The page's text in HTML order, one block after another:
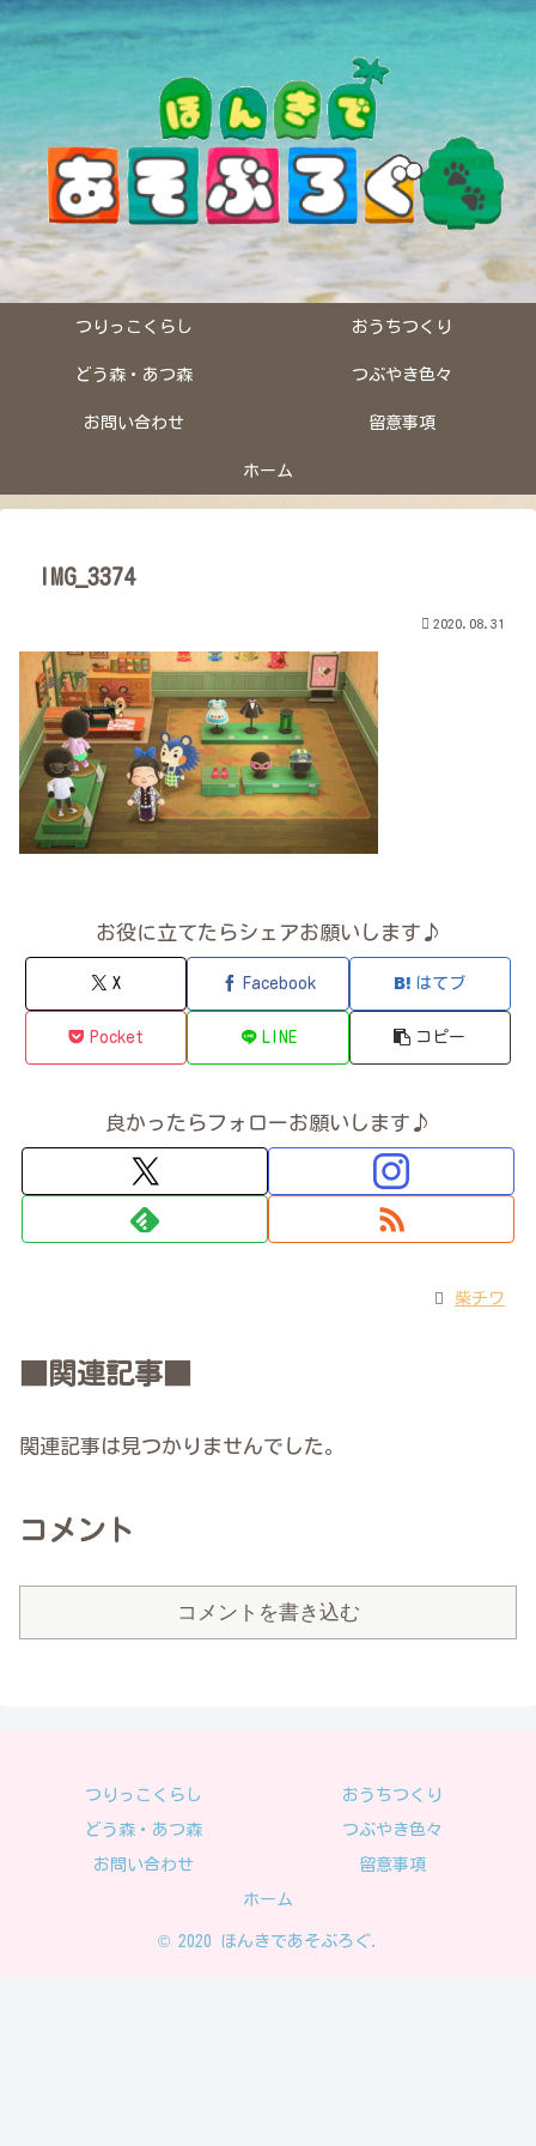
つりっこくらし おうちつくり
どう森・あつ森 つぶやき色々
お問い合わせ 留意事項
ホーム
IMG_3374
2020.08.31
お役に立てたらシェアお願いします♪
X Facebook はてブ
Pocket LINE コピー
良かったらフォローお願いします♪
柴チワ
■関連記事■
関連記事は見つかりませんでした。
コメント
コメントを書き込む
つりっこくらし おうちつくり
どう森・あつ森 つぶやき色々
お問い合わせ 留意事項
ホーム
© 2020 ほんきであそぶろぐ.